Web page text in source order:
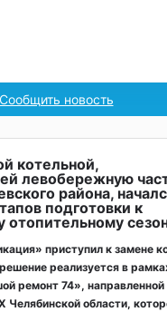
Сообщить новость
котельной,
левобережную
района,
подготовки к
приступил к замене
реализуется в
ремонт 74», направленной
области,